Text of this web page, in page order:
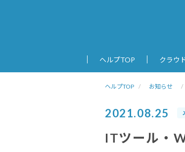
ヘルプTOP クラウ
ヘルプTOP お知らせ
2021.08.25
ITツール・